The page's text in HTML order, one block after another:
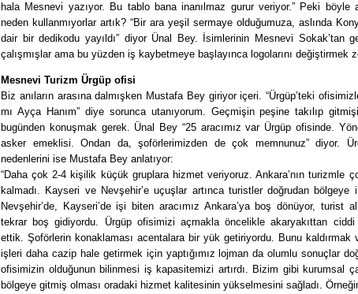
hala Mesnevi yazıyor. Bu tablo bana inanılmaz gurur veriyor.” Peki böyle
neden kullanmıyorlar artık? “Bir ara yeşil sermaye olduğumuza, aslında
dair bir dedikodu yayıldı” diyor Ünal Bey. İsimlerinin Mesnevi Sokak’tan
çalışmışlar ama bu yüzden iş kaybetmeye başlayınca logolarını değiştirmek
Mesnevi Turizm Ürgüp ofisi
Biz anıların arasına dalmışken Mustafa Bey giriyor içeri. “Ürgüp’teki
mı Ayça Hanım” diye sorunca utanıyorum. Geçmişin peşine takılıp
bugünden konuşmak gerek. Ünal Bey “25 aracımız var Ürgüp ofisinde.
asker emeklisi. Ondan da, şoförlerimizden de çok memnunuz” diyor.
nedenlerini ise Mustafa Bey anlatıyor:
“Daha çok 2-4 kişilik küçük gruplara hizmet veriyoruz. Ankara’nın turizmle
kalmadı. Kayseri ve Nevşehir’e uçuşlar artınca turistler doğrudan bölgeye
Nevşehir’de, Kayseri’de işi biten aracımız Ankara’ya boş dönüyor, turist
tekrar boş gidiyordu. Ürgüp ofisimizi açmakla öncelikle akaryakıttan
ettik. Şoförlerin konaklaması acentalara bir yük getiriyordu. Bunu kaldırmak
işleri daha cazip hale getirmek için yaptığımız lojman da olumlu sonuçlar
ofisimizin olduğunun bilinmesi iş kapasitemizi artırdı. Bizim gibi kurumsal
bölgeye gitmiş olması oradaki hizmet kalitesinin yükselmesini sağladı.